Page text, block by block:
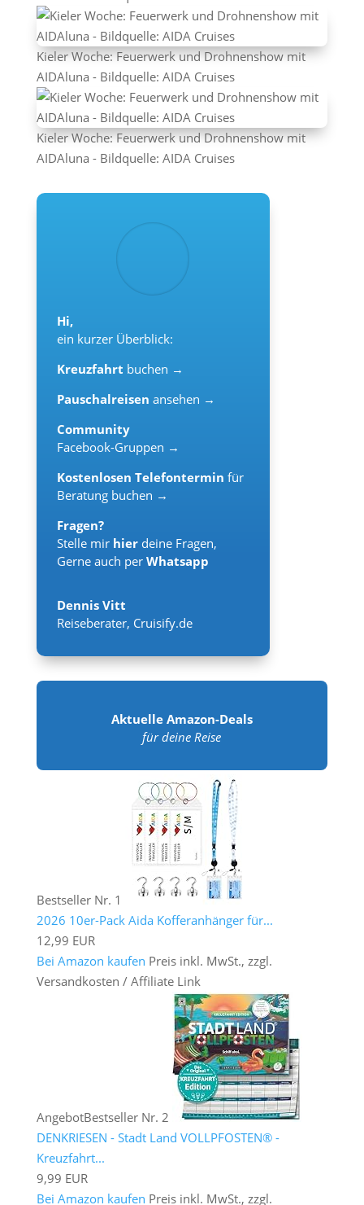
Kieler Woche: Feuerwerk und Drohnenshow mit
AIDAluna - Bildquelle: AIDA Cruises
Kieler Woche: Feuerwerk und Drohnenshow mit
AIDAluna - Bildquelle: AIDA Cruises
Hi,
ein kurzer Überblick:
Kreuzfahrt buchen →
Pauschalreisen ansehen →
Community
Facebook-Gruppen →
Kostenlosen Telefontermin für
Beratung buchen →
Fragen?
Stelle mir hier deine Fragen,
Gerne auch per Whatsapp
Dennis Vitt
Reiseberater, Cruisify.de
Aktuelle Amazon-Deals
für deine Reise
Bestseller Nr. 1
2026 10er-Pack Aida Kofferanhänger für...
12,99 EUR
Bei Amazon kaufen Preis inkl. MwSt., zzgl.
Versandkosten / Affiliate Link
AngebotBestseller Nr. 2
DENKRIESEN - Stadt Land VOLLPFOSTEN® -
Kreuzfahrt...
9,99 EUR
Bei Amazon kaufen Preis inkl. MwSt., zzgl.